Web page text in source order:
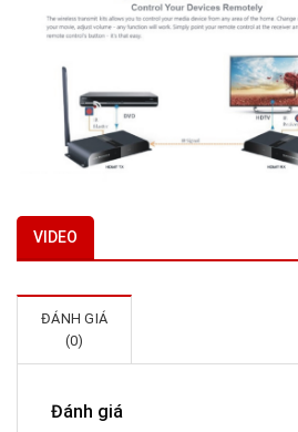
VIDEO
ĐÁNH GIÁ
(0)
Đánh giá